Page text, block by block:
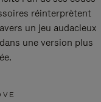
réinterprètent
un jeu audacieux
une version plus